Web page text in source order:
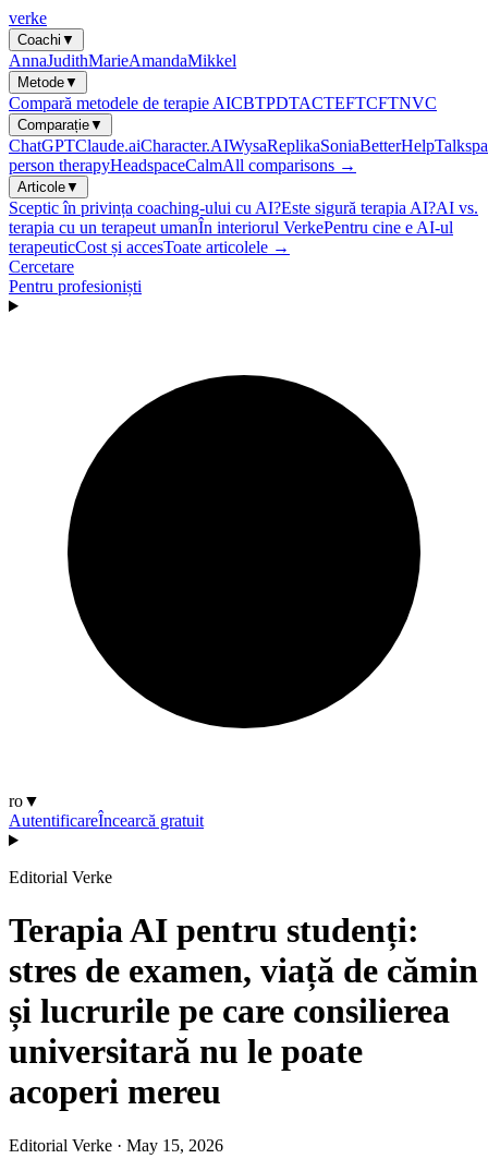
verke
Coachi ▼
AnnaJudithMarieAmandaMikkel
Metode▼
Compară metodele de terapie AICBTPDTACTEFTCFTNVC
Comparație▼
ChatGPTClaude.aiCharacter.AIWysaReplikaSoniaBetterHelp
person therapyHeadspaceCalmAll comparisons →
Articole▼
Sceptic în privința coaching-ului cu AI?Este sigură terapia AI?AI vs.
terapia cu un terapeut umanÎn interiorul VerkePentru cine e AI-ul
terapeuticCost și accesToate articolele →
Cercetare
Pentru profesioniști
ro▼
AutentificareÎncearcă gratuit
Editorial Verke
Terapia AI pentru studenți:
stres de examen, viață de cămin
și lucrurile pe care consilierea
universitară nu le poate
acoperi mereu
Editorial Verke · May 15, 2026